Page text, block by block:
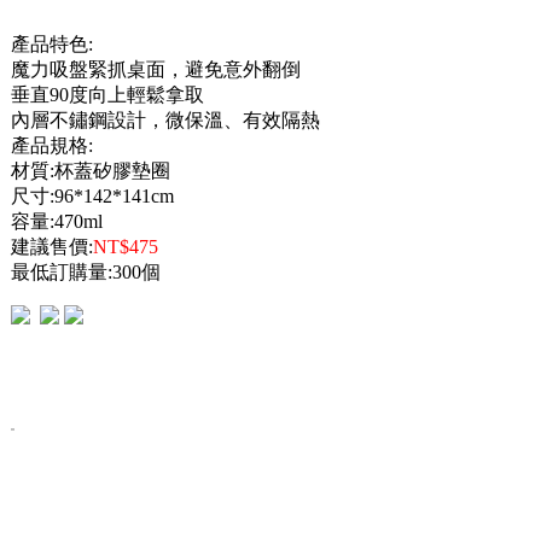
產品特色:
魔力吸盤緊抓桌面，避免意外翻倒
垂直90度向上輕鬆拿取
內層不鏽鋼設計，微保溫、有效隔熱
產品規格:
材質:杯蓋矽膠墊圈
尺寸:96*142*141cm
容量:470ml
建議售價:NT$475
最低訂購量:300個